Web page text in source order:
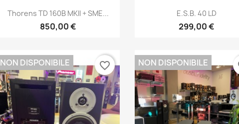
Anteprima
Thorens TD 160B MKII + SME...
850,00 €
 Anteprima
E.S.B. 40 LD
299,00 €
NON DISPONIBILE favorite_border NON DISPONIBILE